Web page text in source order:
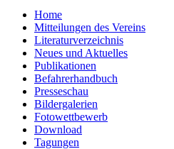
Home
Mitteilungen des Vereins
Literaturverzeichnis
Neues und Aktuelles
Publikationen
Befahrerhandbuch
Presseschau
Bildergalerien
Fotowettbewerb
Download
Tagungen